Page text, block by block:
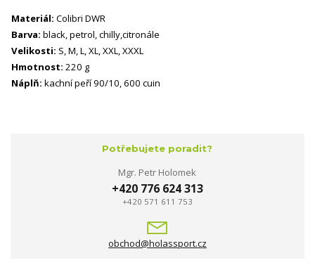
Materiál: Colibri DWR
Barva: black, petrol, chilly,citronále
Velikosti: S, M, L, XL, XXL, XXXL
Hmotnost: 220 g
Náplň: kachní peří 90/10, 600 cuin
Potřebujete poradit?
Mgr. Petr Holomek
+420 776 624 313
+420 571 611 753
obchod@holassport.cz